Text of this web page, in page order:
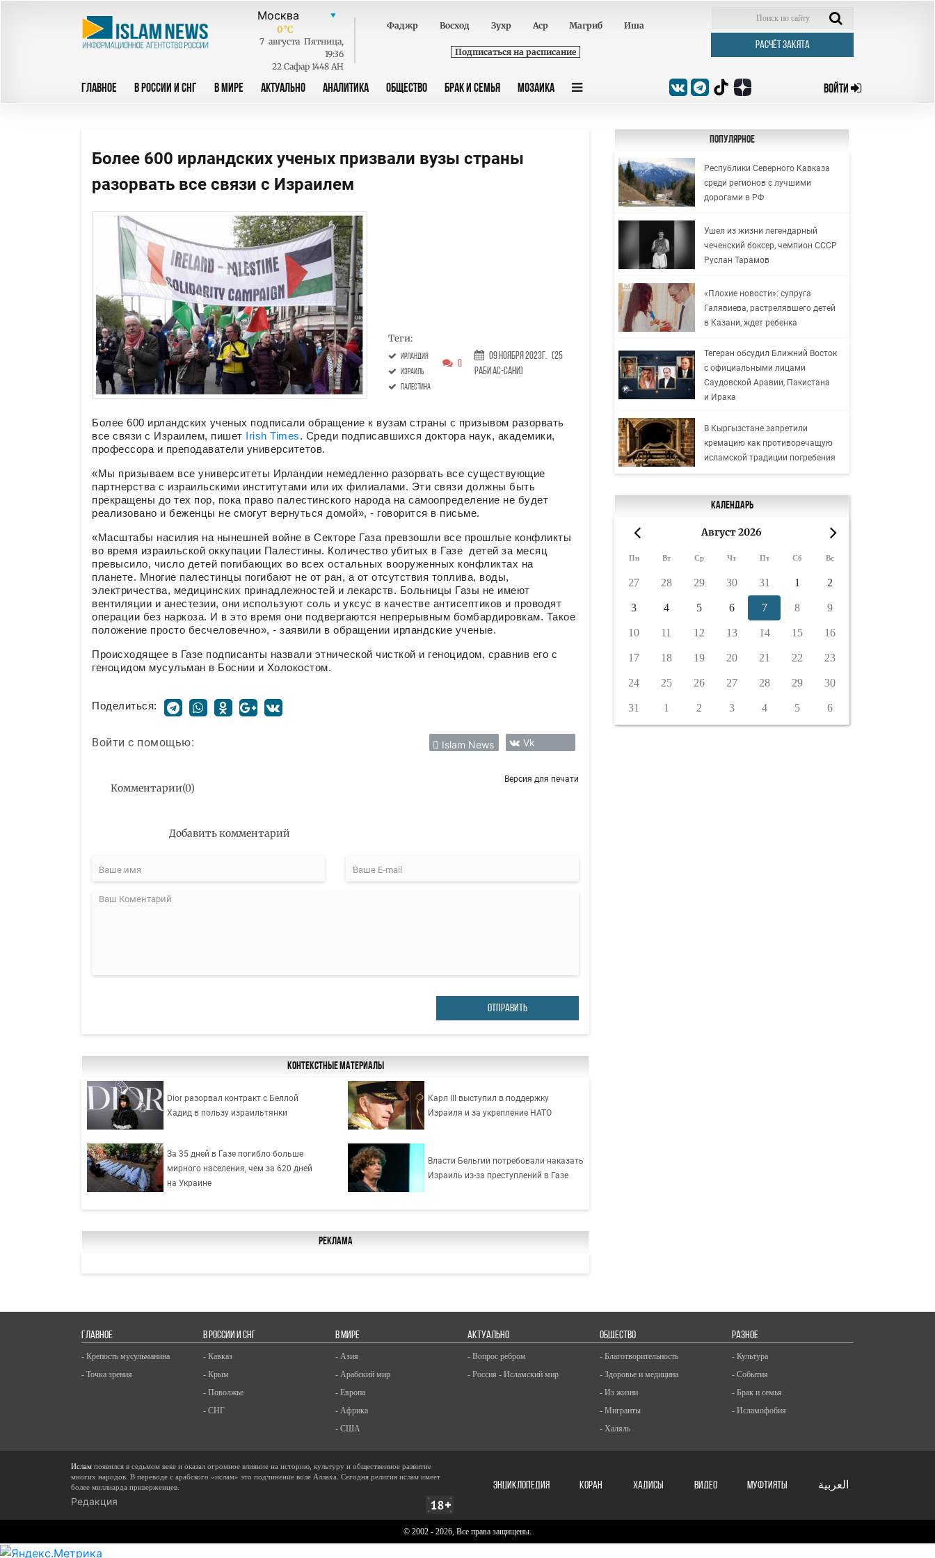
0°C
7 августа Пятница,
19:36
22 Сафар 1448 AH
Фаджр Восход Зухр Аср Магриб Иша
Подписаться на расписание
РАСЧЁТ ЗАКЯТА
ГЛАВНОЕ В РОССИИ И СНГ В МИРЕ АКТУАЛЬНО АНАЛИТИКА ОБЩЕСТВО БРАК И СЕМЬЯ МОЗАИКА ВОЙТИ
Более 600 ирландских ученых призвали вузы страны
разорвать все связи с Израилем
Теги:
Ирландия
Израиль
Палестина
0
09 Ноября 2023г. (25
Раби ас-сани)
Более 600 ирландских ученых подписали обращение к вузам страны с призывом разорвать
все связи с Израилем, пишет Irish Times. Среди подписавшихся доктора наук, академики,
профессора и преподаватели университетов.
«Мы призываем все университеты Ирландии немедленно разорвать все существующие
партнерства с израильскими институтами или их филиалами. Эти связи должны быть
прекращены до тех пор, пока право палестинского народа на самоопределение не будет
реализовано и беженцы не смогут вернуться домой», - говорится в письме.
«Масштабы насилия на нынешней войне в Секторе Газа превзошли все прошлые конфликты
во время израильской оккупации Палестины. Количество убитых в Газе детей за месяц
превысило, число детей погибающих во всех остальных вооруженных конфликтах на
планете. Многие палестинцы погибают не от ран, а от отсутствия топлива, воды,
электричества, медицинских принадлежностей и лекарств. Больницы Газы не имеют
вентиляции и анестезии, они используют соль и уксус в качестве антисептиков и проводят
операции без наркоза. И в это время они подвергаются непрерывным бомбардировкам. Такое
положение просто бесчеловечно», - заявили в обращении ирландские ученые.
Происходящее в Газе подписанты назвали этнической чисткой и геноцидом, сравнив его с
геноцидом мусульман в Боснии и Холокостом.
Поделиться:
Войти с помощью: Islam News Vk
Комментарии(0)
Версия для печати
Добавить комментарий
ОТПРАВИТЬ
Контекстные материалы
Dior разорвал контракт с Беллой
Хадид в пользу израильтянки
Карл III выступил в поддержку
Израиля и за укрепление НАТО
За 35 дней в Газе погибло больше
мирного населения, чем за 620 дней
на Украине
Власти Бельгии потребовали наказать
Израиль из-за преступлений в Газе
Реклама
Популярное
Республики Северного Кавказа
среди регионов с лучшими
дорогами в РФ
Ушел из жизни легендарный
чеченский боксер, чемпион СССР
Руслан Тарамов
«Плохие новости»: супруга
Галявиева, растрелявшего детей
в Казани, ждет ребенка
Тегеран обсудил Ближний Восток
с официальными лицами
Саудовской Аравии, Пакистана
и Ирака
В Кыргызстане запретили
кремацию как противоречащую
исламской традиции погребения
Календарь
Август 2026
Пн Вт Ср Чт Пт Сб Вс
27 28 29 30 31 1 2
3 4 5 6 7 8 9
10 11 12 13 14 15 16
17 18 19 20 21 22 23
24 25 26 27 28 29 30
31 1 2 3 4 5 6
ГЛАВНОЕ
- Крепость мусульманина
- Точка зрения
В РОССИИ И СНГ
- Кавказ
- Крым
- Поволжье
- СНГ
В МИРЕ
- Азия
- Арабский мир
- Европа
- Африка
- США
АКТУАЛЬНО
- Вопрос ребром
- Россия - Исламский мир
ОБЩЕСТВО
- Благотворительность
- Здоровье и медицина
- Из жизни
- Мигранты
- Халяль
РАЗНОЕ
- Культура
- События
- Брак и семья
- Исламофобия
Ислам появился в седьмом веке и оказал огромное влияние на историю, культуру и общественное развитие
многих народов. В переводе с арабского «ислам» это подчинение воле Аллаха. Сегодня религия ислам имеет
более миллиарда приверженцев.
Редакция
ЭНЦИКЛОПЕДИЯ КОРАН ХАДИСЫ ВИДЕО Муфтияты العربية
© 2002 - 2026, Все права защищены.